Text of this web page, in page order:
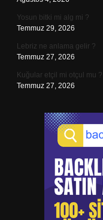
Yosun bitki mi alg mi ?
Temmuz 29, 2026
Lebriz ne anlama gelir ?
Temmuz 27, 2026
Kuğular etçil mi otçul mu ?
Temmuz 27, 2026